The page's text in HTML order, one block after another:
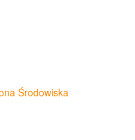
Środowiska